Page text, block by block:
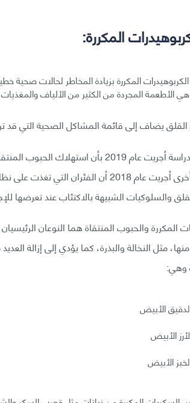
المكررة بزيادة المخاطر لحالات
هي الأطعمة المجردة من الكثير من الألياف
القلق يضاف إلى قائمة المشاكل الصحية التي قد
وجدت دراسة أجريت عام 2019 بأن
دراسة أخرى أجريت عام 2018 أن
والسلوكيات الشبيهة بالاكتئاب عند تعرضها
المكررة والحبوب المنتقاة هما النوعان
منها، مثل النخالة والبذرة، كما يؤدي إلى إزالة
وهي:
الأبيض
الأبيض
الأبيض